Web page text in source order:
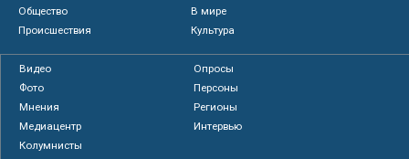
Общество
В мире
Происшествия
Культура
Видео
Опросы
Фото
Персоны
Мнения
Регионы
Медиацентр
Интервью
Колумнисты